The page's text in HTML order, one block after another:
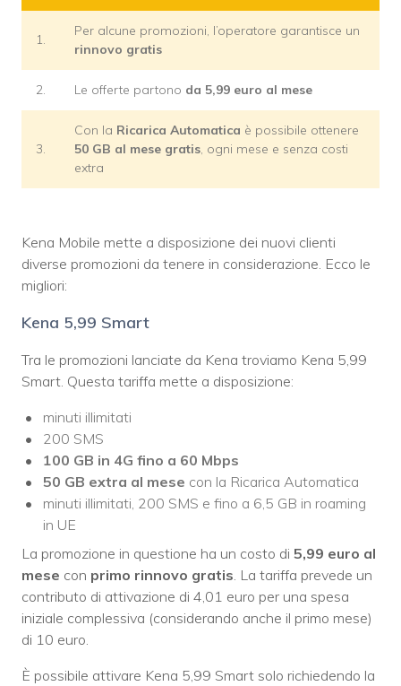
1.
Per alcune promozioni, l’operatore garantisce un
rinnovo gratis
2. Le offerte partono da 5,99 euro al mese
3.
Con la Ricarica Automatica è possibile ottenere
50 GB al mese gratis, ogni mese e senza costi
extra
Kena Mobile mette a disposizione dei nuovi clienti
diverse promozioni da tenere in considerazione. Ecco le
migliori:
Kena 5,99 Smart
Tra le promozioni lanciate da Kena troviamo Kena 5,99
Smart. Questa tariffa mette a disposizione:
minuti illimitati
200 SMS
100 GB in 4G fino a 60 Mbps
50 GB extra al mese con la Ricarica Automatica
minuti illimitati, 200 SMS e fino a 6,5 GB in roaming
in UE
La promozione in questione ha un costo di 5,99 euro al
mese con primo rinnovo gratis. La tariffa prevede un
contributo di attivazione di 4,01 euro per una spesa
iniziale complessiva (considerando anche il primo mese)
di 10 euro.
È possibile attivare Kena 5,99 Smart solo richiedendo la